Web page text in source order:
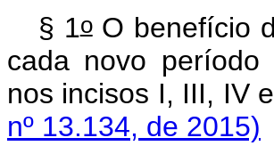
§ 1oO benefício
cada novo período
nos incisos I, III, IV
nº 13.134, de 2015)